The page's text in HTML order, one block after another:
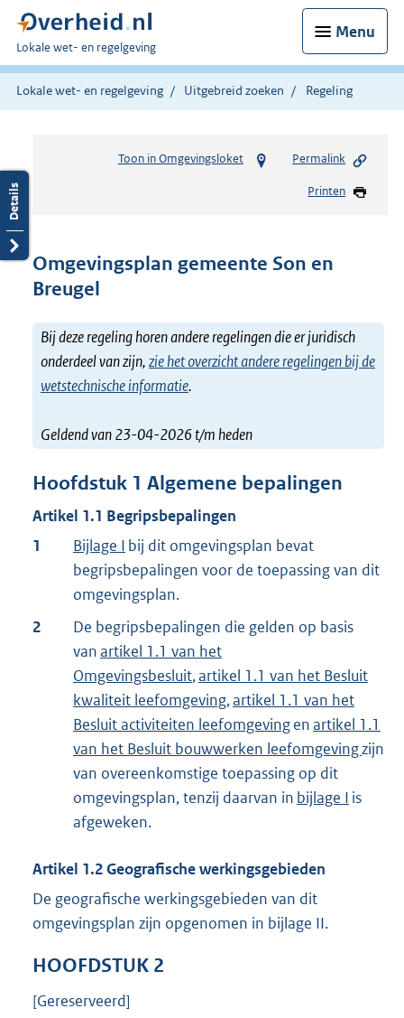
Menu
U
bent
hier:
Lokale wet- en regelgeving
Lokale wet- en regelgeving Uitgebreid zoeken Regeling
Toon in Omgevingsloket Permalink
Printen
Omgevingsplan gemeente Son en
Breugel
Bij deze regeling horen andere regelingen die er juridisch
onderdeel van zijn,zie het overzicht andere regelingen bij de
wetstechnische informatie.
Geldend van 23-04-2026 t/m heden
Hoofdstuk 1 Algemene bepalingen
Artikel 1.1 Begripsbepalingen
1
Bijlage I bij dit omgevingsplan bevat
begripsbepalingen voor de toepassing van dit
omgevingsplan.
2
De begripsbepalingen die gelden op basis
vanartikel 1.1 van het
Omgevingsbesluit,artikel 1.1 van het Besluit
kwaliteit leefomgeving,artikel 1.1 van het
Besluit activiteiten leefomgevingenartikel 1.1
van het Besluit bouwwerken leefomgevingzijn
van overeenkomstige toepassing op dit
omgevingsplan, tenzij daarvan in bijlage I is
afgeweken.
Artikel 1.2Geografische werkingsgebieden
De geografische werkingsgebieden van dit
omgevingsplan zijn opgenomen in bijlage II.
HOOFDSTUK 2
[Gereserveerd]